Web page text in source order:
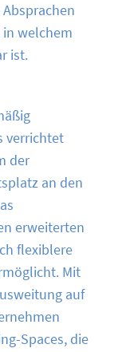
welchem
ist.
verrichtet
der
an den
erweiterten
flexiblere
Mit
auf
Spaces, die